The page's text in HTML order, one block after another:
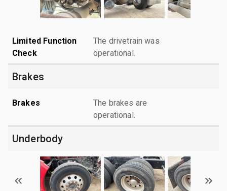
Limited Function
Check
The drivetrain was
operational.
Brakes
Brakes
The brakes are
operational.
Underbody